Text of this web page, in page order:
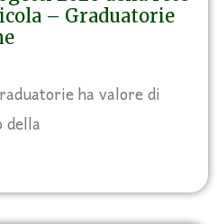
– Graduatorie
ha valore di
della